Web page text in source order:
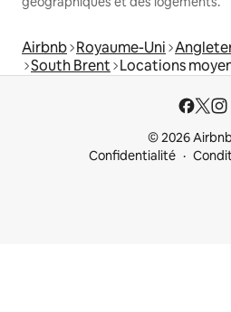
Airbnb Royaume-Uni
South Brent Locations
© 2026
Confidentialité